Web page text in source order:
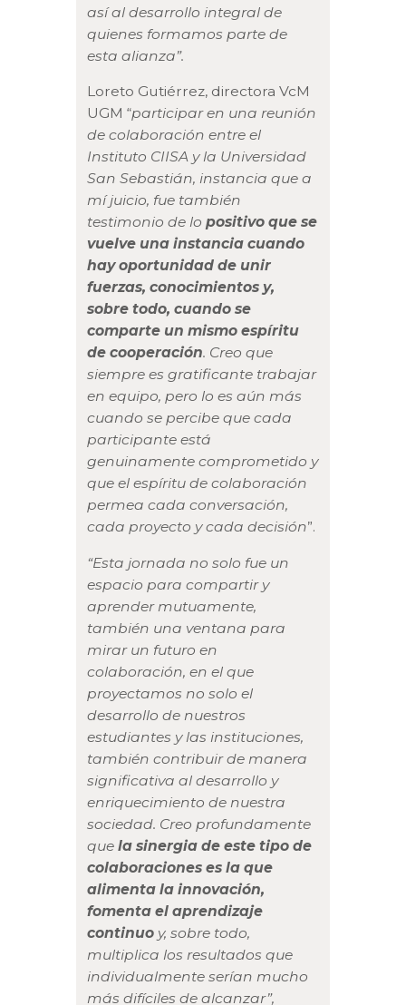
así al desarrollo integral de
quienes formamos parte de
esta alianza”.
Loreto Gutiérrez, directora VcM
UGM “participar en una reunión
de colaboración entre el
Instituto CIISA y la Universidad
San Sebastián, instancia que a
mí juicio, fue también
testimonio de lopositivo que se
vuelve una instancia cuando
hay oportunidad de unir
fuerzas, conocimientos y,
sobre todo, cuando se
comparte un mismo espíritu
de cooperación. Creo que
siempre es gratificante trabajar
en equipo, pero lo es aún más
cuando se percibe que cada
participante está
genuinamente comprometido y
que el espíritu de colaboración
permea cada conversación,
cada proyecto y cada decisión”.
“Esta jornada no solo fue un
espacio para compartir y
aprender mutuamente,
también una ventana para
mirar un futuro en
colaboración, en el que
proyectamos no solo el
desarrollo de nuestros
estudiantes y las instituciones,
también contribuir de manera
significativa al desarrollo y
enriquecimiento de nuestra
sociedad. Creo profundamente
quela sinergia de este tipo de
colaboraciones es la que
alimenta la innovación,
fomenta el aprendizaje
continuo y, sobre todo,
multiplica los resultados que
individualmente serían mucho
más difíciles de alcanzar”,